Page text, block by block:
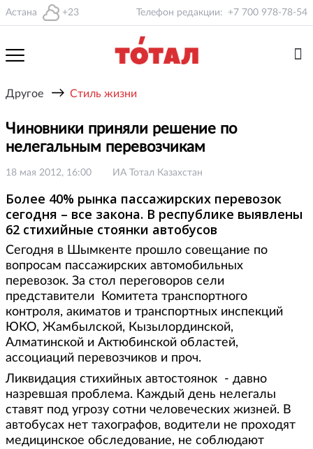
Астана +23 Телефон редакции: +7 700 978-78-54
Другое → Стиль жизни
Чиновники приняли решение по
нелегальным перевозчикам
18 мая 2012, 16:00 ИА Тотал Казахстан
Более 40% рынка пассажирских перевозок
сегодня – все закона. В республике выявлены
62 стихийные стоянки автобусов
Сегодня в Шымкенте прошло совещание по
вопросам пассажирских автомобильных
перевозок. За стол переговоров сели
представители Комитета транспортного
контроля, акиматов и транспортных инспекций
ЮКО, Жамбылской, Кызылординской,
Алматинской и Актюбинской областей,
ассоциаций перевозчиков и проч.
Ликвидация стихийных автостоянок - давно
назревшая проблема. Каждый день нелегалы
ставят под угрозу сотни человеческих жизней. В
автобусах нет тахографов, водители не проходят
медицинское обследование, не соблюдают